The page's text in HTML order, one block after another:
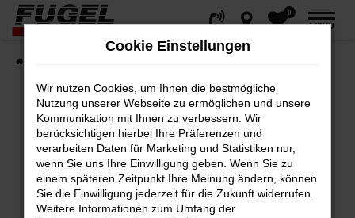
Zum
Hauptinhalt
springen
0
MENÜ
Fehler: Network Error
Beim Laden ist ein Fehler aufgetreten.
Hier sind ein paar Tipps, die dir helfen können:
Cookie Einstellungen
Wir nutzen Cookies, um Ihnen die bestmögliche
Nutzung unserer Webseite zu ermöglichen und unsere
Kommunikation mit Ihnen zu verbessern. Wir
berücksichtigen hierbei Ihre Präferenzen und
verarbeiten Daten für Marketing und Statistiken nur,
wenn Sie uns Ihre Einwilligung geben. Wenn Sie zu
einem späteren Zeitpunkt Ihre Meinung ändern, können
Sie die Einwilligung jederzeit für die Zukunft widerrufen.
Weitere Informationen zum Umfang der